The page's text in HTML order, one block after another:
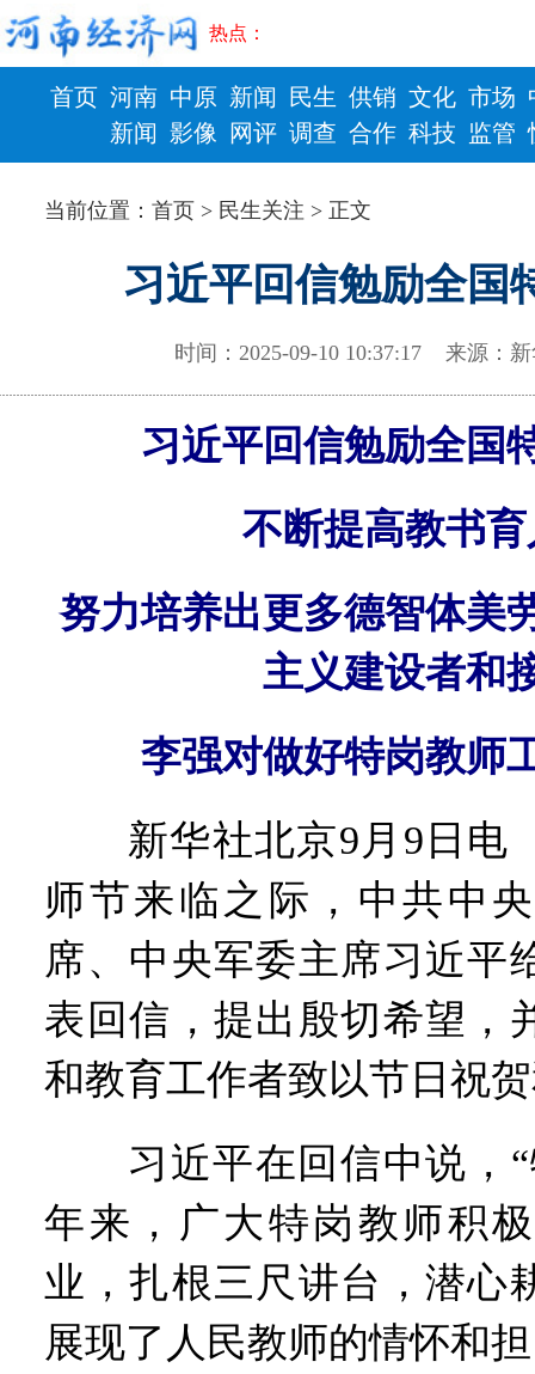
热点：
首页 河南
新闻
中原
影像
新闻
网评
民生
调查
供销
合作
文化
科技
市场
监管
财政 健康
当前位置：首页 > 民生关注 > 正文
习近平回信勉励全国
时间：2025-09-10 10:37:17 来源
习近平回信勉励全国
不断提高教书
努力培养出更多德智体美
主义建设者和
李强对做好特岗教师
新华社北京9月9日电
师节来临之际，中共中
席、中央军委主席习近平
表回信，提出殷切希望，
和教育工作者致以节日祝
习近平在回信中说，“
年来，广大特岗教师积
业，扎根三尺讲台，潜心
展现了人民教师的情怀和